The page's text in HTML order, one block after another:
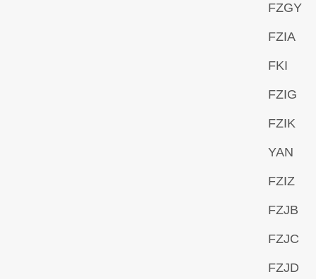
FZGY
FZIA
FKI
FZIG
FZIK
YAN
FZIZ
FZJB
FZJC
FZJD